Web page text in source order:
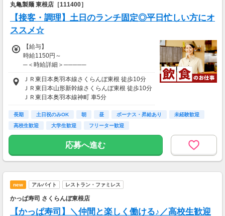
丸亀製麺 東根店［111400］
【接客・調理】土日のランチ固定◎平日忙しい方にオ
ススメ☆
【給与】
時給1150円～
─＜時給詳細＞─────
●時給……1150円～
【給与支払】
月1回
【交通費】
別途一部支給
┗ 交通費規定支給（月額上限50000円）
＊車通勤可（当社規定あり/交通費支給あり/ガ
ソリン代支給）
＊バイク通勤可（当社規定あり/交通費支給あ
り/ガソリン代支給）
＊自転車通勤可
ＪＲ東日本奥羽本線さくらんぼ東根 徒歩10分
ＪＲ東日本山形新幹線さくらんぼ東根 徒歩10分
ＪＲ東日本奥羽本線神町 車5分
ＪＲ東日本奥羽本線東根 車7分
ＪＲ東日本奥羽本線乱川 車8分
長期 土日祝のみOK 朝 昼 ボーナス・昇給あり
未経験歓迎
高校生歓迎
大学生歓迎 フリーター歓迎
応募へ進む
new アルバイト レストラン・ファミレス
かっぱ寿司 さくらんぼ東根店
【かっぱ寿司】＼仲間と楽しく働ける♪／高校生歓迎